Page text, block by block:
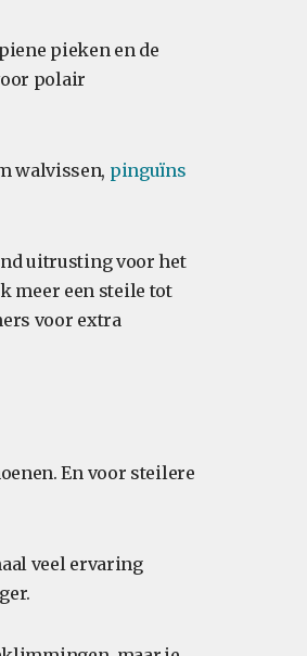
pieken en de
polair
walvissen, pinguïns
uitrusting voor het
meer een steile tot
voor extra
En voor steilere
veel ervaring